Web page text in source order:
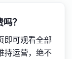
？
即可观看全部
持运营，绝不